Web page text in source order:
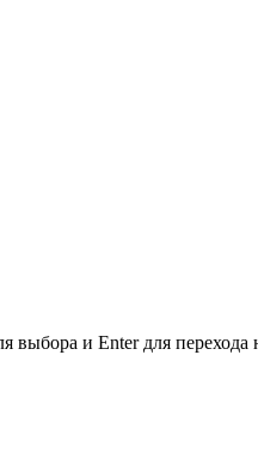
выбора и Enter для